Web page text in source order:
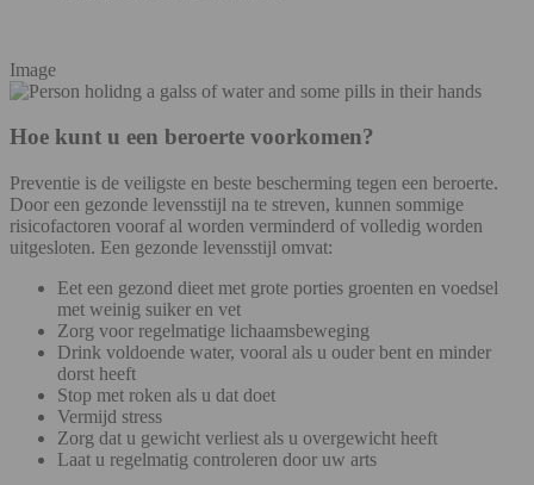
Image
Hoe kunt u een beroerte voorkomen?
Preventie is de veiligste en beste bescherming tegen een beroerte.
Door een gezonde levensstijl na te streven, kunnen sommige
risicofactoren vooraf al worden verminderd of volledig worden
uitgesloten. Een gezonde levensstijl omvat:
Eet een gezond dieet met grote porties groenten en voedsel
met weinig suiker en vet
Zorg voor regelmatige lichaamsbeweging
Drink voldoende water, vooral als u ouder bent en minder
dorst heeft
Stop met roken als u dat doet
Vermijd stress
Zorg dat u gewicht verliest als u overgewicht heeft
Laat u regelmatig controleren door uw arts